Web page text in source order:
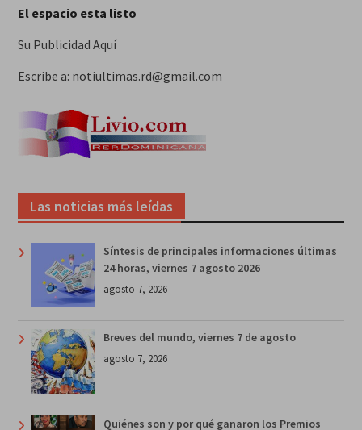
El espacio esta listo
Su Publicidad Aquí
Escribe a: notiultimas.rd@gmail.com
Las noticias más leídas
Síntesis de principales informaciones últimas
24 horas, viernes 7 agosto 2026
agosto 7, 2026
Breves del mundo, viernes 7 de agosto
agosto 7, 2026
Quiénes son y por qué ganaron los Premios